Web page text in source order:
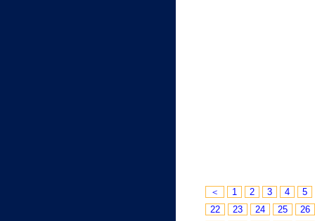
＜ 1 2 3 4
5
22
23 24 25
26